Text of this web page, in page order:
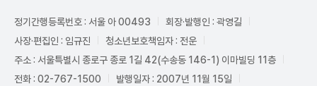
정기간행등록번호 : 서울 아 00493
회장·발행인 : 곽영길
사장·편집인 : 임규진
청소년보호책임자 : 전운
주소 : 서울특별시 종로구 종로 1길 42(수송동 146-1) 이마빌딩 11층
전화 : 02-767-1500
발행일자 : 2007년 11월 15일